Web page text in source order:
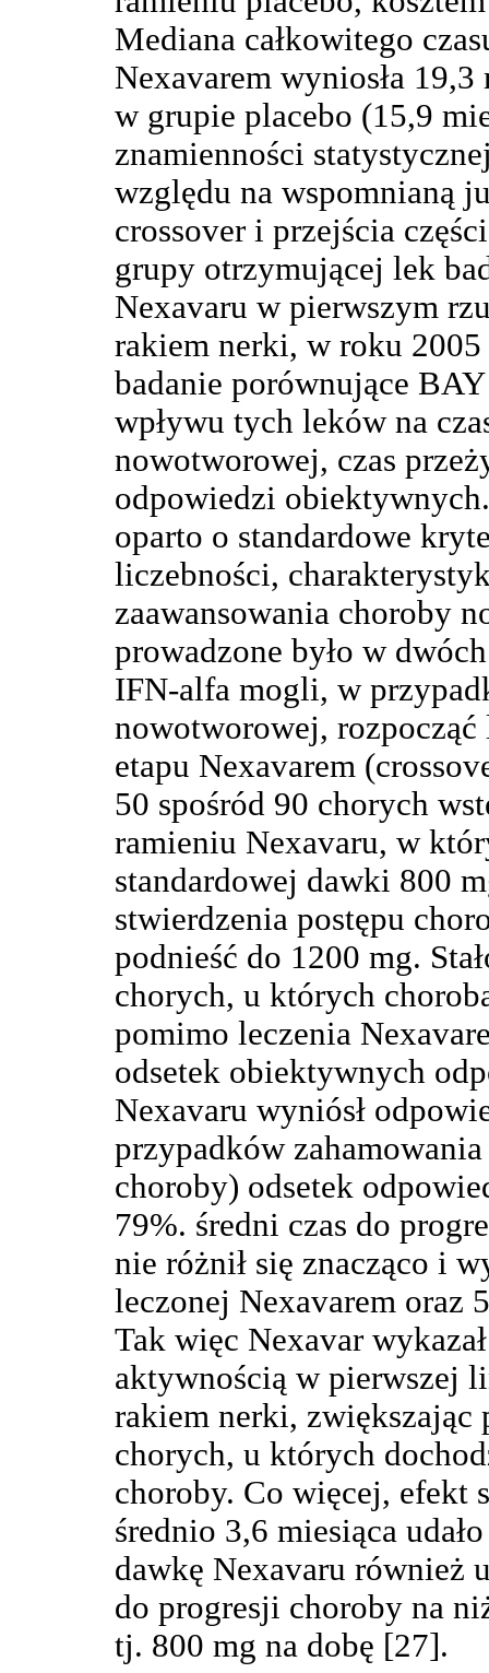
Mediana całkowitego
Nexavarem wyniosła 19,3
w grupie placebo (15,9
znamienności
względu na wspomnianą
crossover i przejścia
grupy otrzymującej lek
Nexavaru w pierwszym
rakiem nerki, w roku
badanie porównujące
wpływu tych leków na
nowotworowej, czas
odpowiedzi
oparto o standardowe
liczebności,
zaawansowania choroby
prowadzone było w
IFN-alfa mogli, w
nowotworowej, rozpocząć
etapu Nexavarem
50 spośród 90 chorych
ramieniu Nexavaru, w
standardowej dawki 800
stwierdzenia postępu
podnieść do 1200 mg.
chorych, u których
pomimo leczenia
odsetek obiektywnych
Nexavaru wyniósł
przypadków
choroby) odsetek
79%. średni czas do
nie różnił się znacząco i
leczonej Nexavarem oraz
Tak więc Nexavar
aktywnością w pierwszej
rakiem nerki, zwiększając
chorych, u których
choroby. Co więcej, efekt
średnio 3,6 miesiąca
dawkę Nexavaru również
do progresji choroby na
tj. 800 mg na dobę [27].